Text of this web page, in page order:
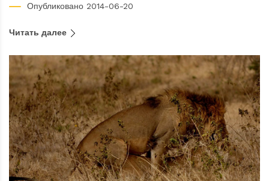
Опубликовано 2014-06-20
Читать далее